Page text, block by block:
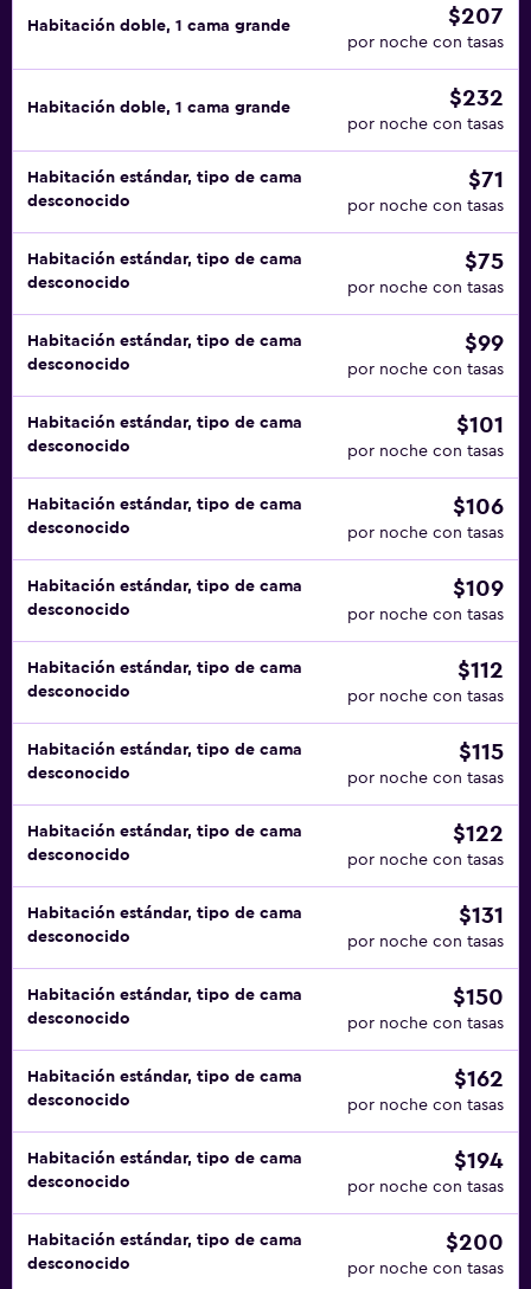
Habitación doble, 1 cama grande $207
por noche con tasas
Habitación doble, 1 cama grande $232
por noche con tasas
Habitación estándar, tipo de cama
desconocido
$71
por noche con tasas
Habitación estándar, tipo de cama
desconocido
$75
por noche con tasas
Habitación estándar, tipo de cama
desconocido
$99
por noche con tasas
Habitación estándar, tipo de cama
desconocido
$101
por noche con tasas
Habitación estándar, tipo de cama
desconocido
$106
por noche con tasas
Habitación estándar, tipo de cama
desconocido
$109
por noche con tasas
Habitación estándar, tipo de cama
desconocido
$112
por noche con tasas
Habitación estándar, tipo de cama
desconocido
$115
por noche con tasas
Habitación estándar, tipo de cama
desconocido
$122
por noche con tasas
Habitación estándar, tipo de cama
desconocido
$131
por noche con tasas
Habitación estándar, tipo de cama
desconocido
$150
por noche con tasas
Habitación estándar, tipo de cama
desconocido
$162
por noche con tasas
Habitación estándar, tipo de cama
desconocido
$194
por noche con tasas
Habitación estándar, tipo de cama
desconocido
$200
por noche con tasas